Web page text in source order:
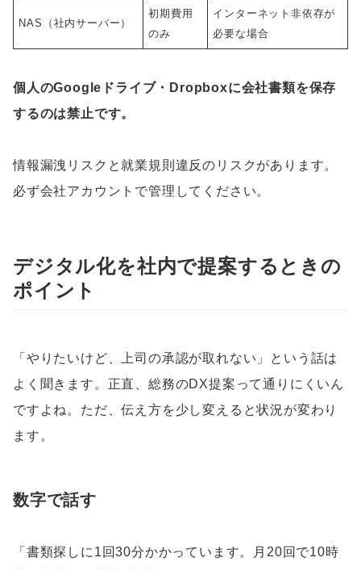
NAS（社内サーバー）
初期費用
のみ
インターネット非依存が
必要な場合
個人のGoogleドライブ・Dropboxに会社書類を保存
するのは禁止です。
情報漏洩リスクと就業規則違反のリスクがあります。
必ず会社アカウントで管理してください。
デジタル化を社内で提案するときの
ポイント
「やりたいけど、上司の承認が取れない」という話は
よく聞きます。正直、総務のDX提案って通りにくいん
ですよね。ただ、伝え方を少し変えると状況が変わり
ます。
数字で話す
「書類探しに1回30分かかっています。月20回で10時